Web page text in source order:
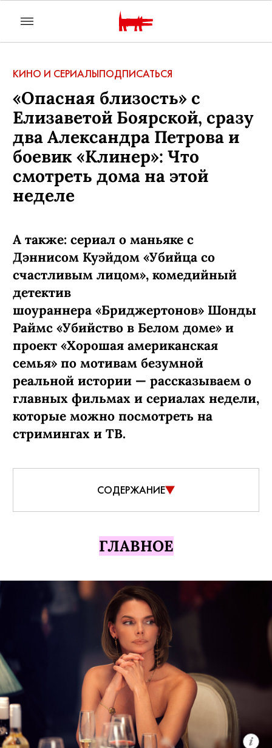
КИНО И СЕРИАЛЫПОДПИСАТЬСЯ
«Опасная близость» с
Елизаветой Боярской, сразу
два Александра Петрова и
боевик «Клинер»: Что
смотреть дома на этой
неделе
А также: сериал о маньяке с
Дэннисом Куэйдом «Убийца со
счастливым лицом», комедийный
детектив
шоураннера «Бриджертонов» Шонды
Раймс «Убийство в Белом доме» и
проект «Хорошая американская
семья» по мотивам безумной
реальной истории — рассказываем о
главных фильмах и сериалах недели,
которые можно посмотреть на
стримингах и ТВ.
СОДЕРЖАНИЕ
ГЛАВНОЕ